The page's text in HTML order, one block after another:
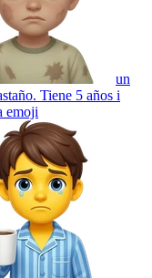
un
Tiene 5 años i
emoji